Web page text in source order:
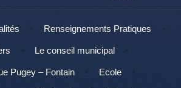
Renseignements Pratiques
Le conseil municipal
Pugey – Fontain Ecole